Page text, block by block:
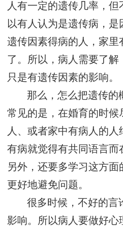
人有一定的遗传几率，
以有人认为是遗传病，
遗传因素得病的人，家
了。所以，病人需要了解
只是有遗传因素的影响。
那么，怎么把遗传的
常见的是，在婚育的时候
人、或者家中有病人的
有病就觉得有共同语言而
另外，还要多学习这方
更好地避免问题。
很多时候，不好的言
影响。所以病人要做好